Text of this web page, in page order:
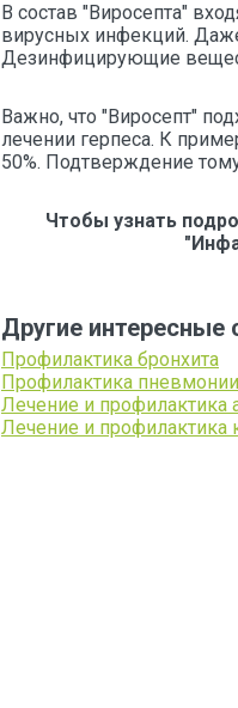
В состав "Виросепта"
вирусных инфекций.
Дезинфицирующие
Важно, что "Виросепт"
лечении герпеса. К
50%. Подтверждение
Чтобы узнать
Другие интересные
Профилактика бронхита
Профилактика пневмонии
Лечение и профилактика
Лечение и профилактика